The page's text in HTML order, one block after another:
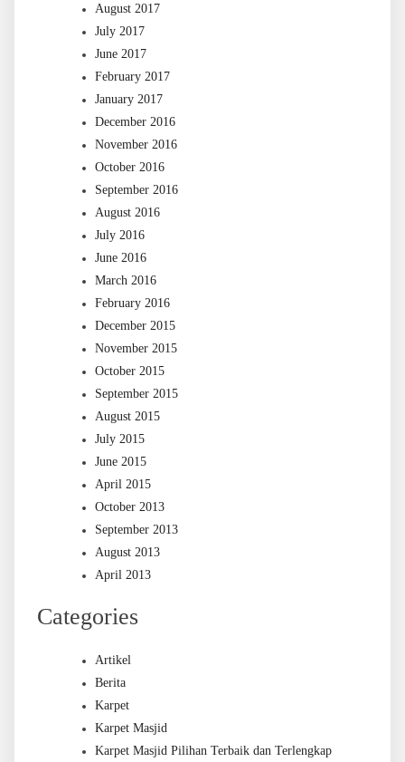
August 2017
July 2017
June 2017
February 2017
January 2017
December 2016
November 2016
October 2016
September 2016
August 2016
July 2016
June 2016
March 2016
February 2016
December 2015
November 2015
October 2015
September 2015
August 2015
July 2015
June 2015
April 2015
October 2013
September 2013
August 2013
April 2013
Categories
Artikel
Berita
Karpet
Karpet Masjid
Karpet Masjid Pilihan Terbaik dan Terlengkap